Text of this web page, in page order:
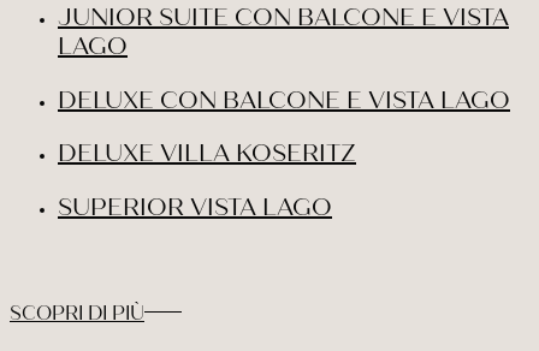
JUNIOR SUITE CON BALCONE E VISTA
LAGO
DELUXE CON BALCONE E VISTA LAGO
DELUXE VILLA KOSERITZ
SUPERIOR VISTA LAGO
SCOPRI DI PIÙ